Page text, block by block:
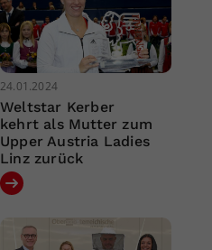
24.01.2024
Weltstar Kerber
kehrt als Mutter zum
Upper Austria Ladies
Linz zurück